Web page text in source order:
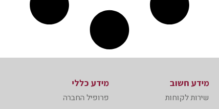
מידע חשוב
שירות לקוחות
מידע כללי
פרופיל החברה